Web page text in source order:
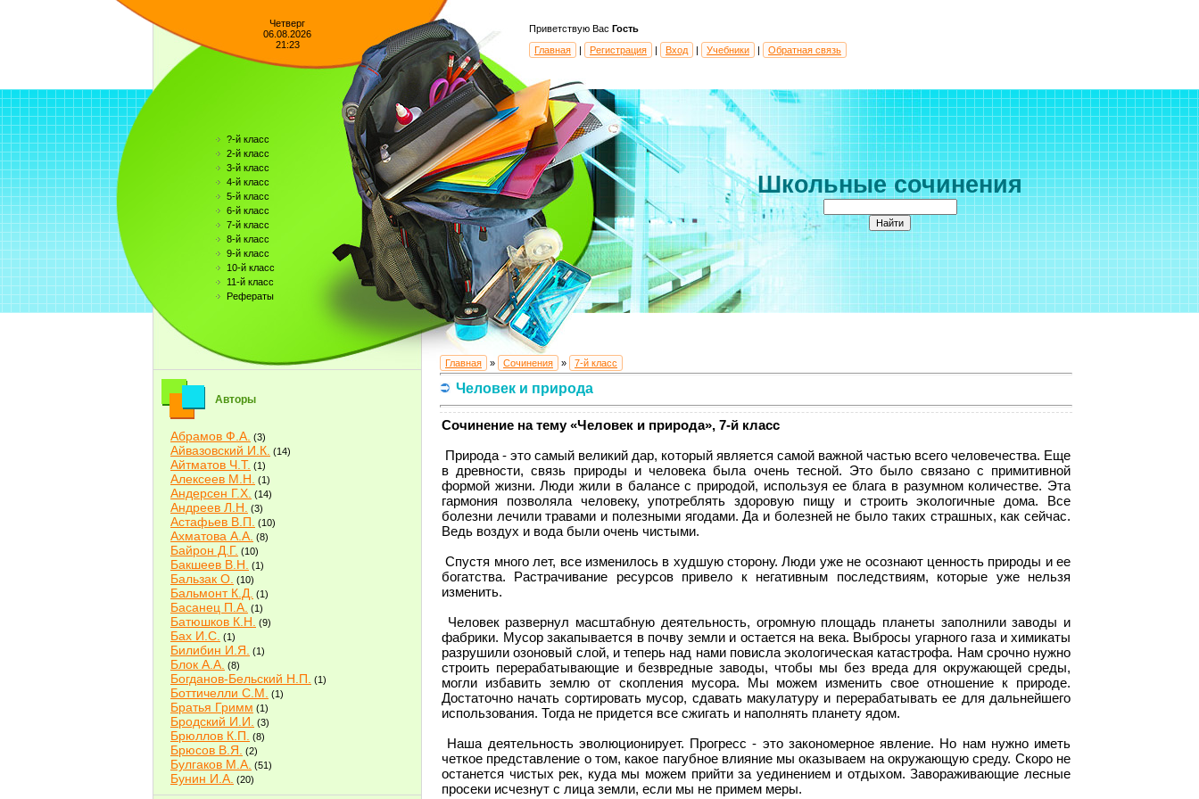
Четверг
06.08.2026
21:23
?-й класс
2-й класс
3-й класс
4-й класс
5-й класс
6-й класс
7-й класс
8-й класс
9-й класс
10-й класс
11-й класс
Рефераты
Авторы
Абрамов Ф.А. (3)
Айвазовский И.К. (14)
Айтматов Ч.Т. (1)
Алексеев М.Н. (1)
Андерсен Г.Х. (14)
Андреев Л.Н. (3)
Астафьев В.П. (10)
Ахматова А.А. (8)
Байрон Д.Г. (10)
Бакшеев В.Н. (1)
Бальзак О. (10)
Бальмонт К.Д. (1)
Басанец П.А. (1)
Батюшков К.Н. (9)
Бах И.С. (1)
Билибин И.Я. (1)
Блок А.А. (8)
Богданов-Бельский Н.П. (1)
Боттичелли С.М. (1)
Братья Гримм (1)
Бродский И.И. (3)
Брюллов К.П. (8)
Брюсов В.Я. (2)
Булгаков М.А. (51)
Бунин И.А. (20)
Быков В.В.(2)
Приветствую Вас Гость
Главная
| Регистрация | Вход | Учебники | Обратная связь
Школьные сочинения
Главная » Сочинения » 7-й класс
Человек и природа
Сочинение на тему «Человек и природа», 7-й класс
Природа - это самый великий дар, который является самой важной частью всего человечества. Еще
в древности, связь природы и человека была очень тесной. Это было связано с примитивной
формой жизни. Люди жили в балансе с природой, используя ее блага в разумном количестве. Эта
гармония позволяла человеку, употреблять здоровую пищу и строить экологичные дома. Все
болезни лечили травами и полезными ягодами. Да и болезней не было таких страшных, как сейчас.
Ведь воздух и вода были очень чистыми.
Спустя много лет, все изменилось в худшую сторону. Люди уже не осознают ценность природы и ее
богатства. Растрачивание ресурсов привело к негативным последствиям, которые уже нельзя
изменить.
Человек развернул масштабную деятельность, огромную площадь планеты заполнили заводы и
фабрики. Мусор закапывается в почву земли и остается на века. Выбросы угарного газа и химикаты
разрушили озоновый слой, и теперь над нами повисла экологическая катастрофа. Нам срочно нужно
строить перерабатывающие и безвредные заводы, чтобы мы без вреда для окружающей среды,
могли избавить землю от скопления мусора. Мы можем изменить свое отношение к природе.
Достаточно начать сортировать мусор, сдавать макулатуру и перерабатывать ее для дальнейшего
использования. Тогда не придется все сжигать и наполнять планету ядом.
Наша деятельность эволюционирует. Прогресс - это закономерное явление. Но нам нужно иметь
четкое представление о том, какое пагубное влияние мы оказываем на окружающую среду. Скоро не
останется чистых рек, куда мы можем прийти за уединением и отдыхом. Завораживающие лесные
просеки исчезнут с лица земли, если мы не примем меры.